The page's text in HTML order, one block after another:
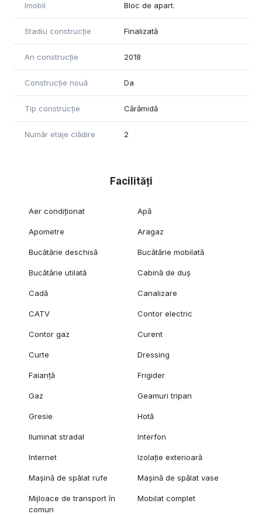
Imobil Bloc de apart.
Stadiu construcție Finalizată
An construcție 2018
Construcție nouă Da
Tip construcție Cărămidă
Număr etaje clădire 2
Facilități
Aer condiționat Apă
Apometre Aragaz
Bucătărie deschisă Bucătărie mobilată
Bucătărie utilată Cabină de duș
Cadă Canalizare
CATV Contor electric
Contor gaz Curent
Curte Dressing
Faianță Frigider
Gaz Geamuri tripan
Gresie Hotă
Iluminat stradal Interfon
Internet Izolație exterioară
Mașină de spălat rufe Mașină de spălat vase
Mijloace de transport în
comun
Mobilat complet